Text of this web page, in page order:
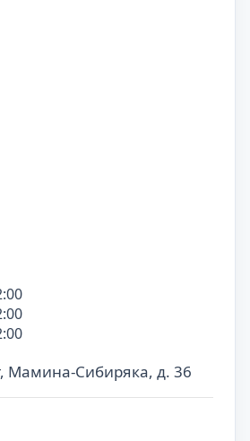
Мамина-Сибиряка, д. 36